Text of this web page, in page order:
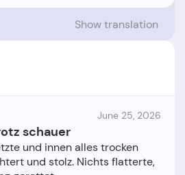
Show translation
June 25, 2026
schauer
und innen alles trocken
und stolz. Nichts flatterte,